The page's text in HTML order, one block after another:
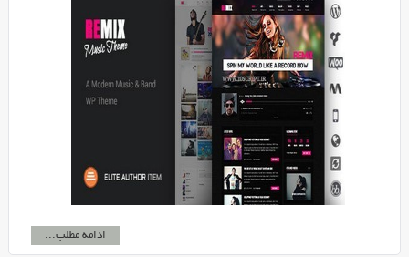
ادامه مطلب...